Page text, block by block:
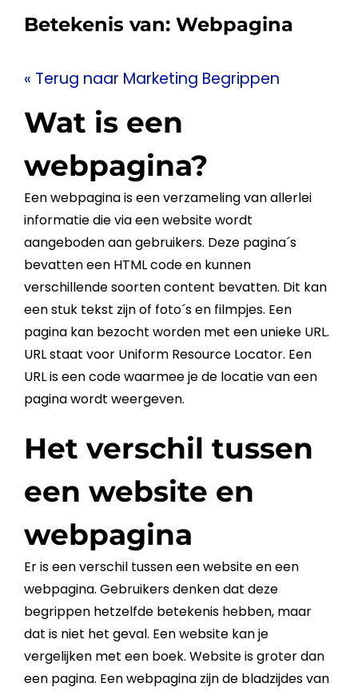
Betekenis van: Webpagina
« Terug naar Marketing Begrippen
Wat is een
webpagina?
Eenwebpaginais een verzameling van allerlei
informatie die via eenwebsitewordt
aangeboden aan gebruikers. Deze pagina´s
bevatten een HTMLcode en kunnen
verschillende soortencontent bevatten. Dit kan
een stuk tekst zijn of foto´s en filmpjes. Een
pagina kan bezocht worden met een unieke URL.
URLstaat voor Uniform Resource Locator. Een
URLis een code waarmee je de locatie van een
pagina wordt weergeven.
Het verschil tussen
een website en
webpagina
Er is een verschil tussen eenwebsiteen een
webpagina. Gebruikers denken dat deze
begrippen hetzelfde betekenis hebben, maar
dat is niet het geval. Eenwebsitekan je
vergelijken met een boek. Websiteis groter dan
een pagina. Eenwebpaginazijn de bladzijdes van